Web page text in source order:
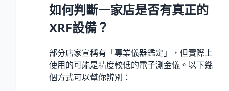
如何判斷一家店是否有真正的
XRF設備？
部分店家宣稱有「專業儀器鑑定」，但實際上
使用的可能是精度較低的電子測金儀。以下幾
個方式可以幫你辨別：